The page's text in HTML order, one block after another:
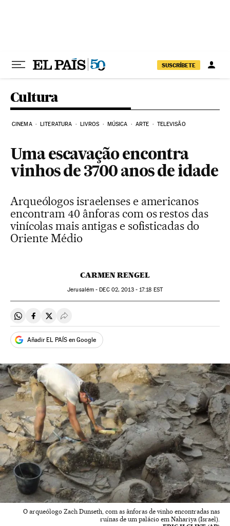
SUSCRÍBETE
Cultura
CINEMA LITERATURA LIVROS MÚSICA ARTE TELEVISÃO
Uma escavação encontra
vinhos de 3700 anos de idade
Arqueólogos israelenses e americanos
encontram 40 ânforas com os restos das
vinícolas mais antigas e sofisticadas do
Oriente Médio
CARMEN RENGEL
Jerusalém -DEC02, 2013 - 17:18 EST
Compartir en Whatsapp
Compartir en Facebook
Compartir en Twitter
Desplegar Redes Sociales
Añadir EL PAÍS en Google
O arqueólogo Zach Dunseth, com as ânforas de vinho encontradas nas
ruínas de um palácio em Nahariya (Israel).